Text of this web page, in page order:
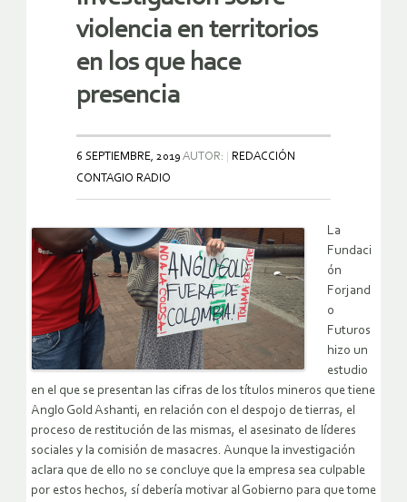
violencia en territorios
en los que hace
presencia
6 SEPTIEMBRE, 2019 AUTOR:
REDACCIÓN
CONTAGIO RADIO
La
Fundaci
ón
Forjand
o
Futuros
hizo un
estudio
en el que se presentan las cifras de los títulos mineros que tiene
Anglo Gold Ashanti, en relación con el despojo de tierras, el
proceso de restitución de las mismas, el asesinato de líderes
sociales y la comisión de masacres. Aunque la investigación
aclara que de ello no se concluye que la empresa sea culpable
por estos hechos, sí debería motivar al Gobierno para que tome